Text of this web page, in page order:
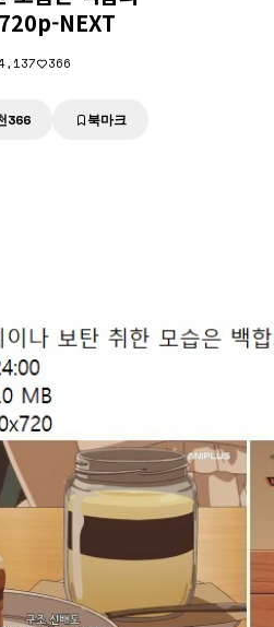
NEXT
366
366 북마크